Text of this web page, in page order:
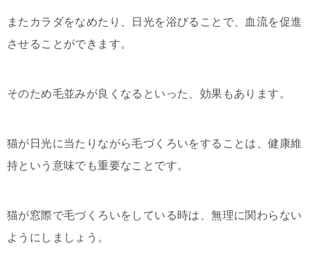
またカラダをなめたり、日光を浴びることで、血流を促進
させることができます。
そのため毛並みが良くなるといった、効果もあります。
猫が日光に当たりながら毛づくろいをすることは、健康維
持という意味でも重要なことです。
猫が窓際で毛づくろいをしている時は、無理に関わらない
ようにしましょう。